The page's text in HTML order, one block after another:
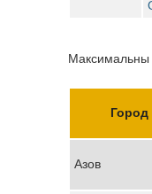
Максимальны
Город
Азов